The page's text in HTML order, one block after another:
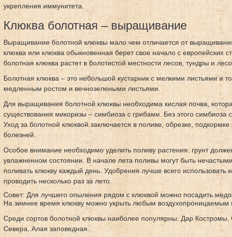
укрепления иммунитета.
Клюква болотная – выращивание
Выращивание болотной клюквы мало чем отличается от
клюква или клюква обыкновенная берет свое начало с европейских
болотная клюква растет в болотистой местности лесов, тундры и
Болотная клюква – это небольшой кустарник с мелкими листьями и
медленным ростом и вечнозелеными листьями.
Для выращивания болотной клюквы необходима кислая почва,
существования микоризы – симбиоза с грибами. Без этого симбиоза
Уход за болотной клюквой заключается в поливе, обрезке,
болезней.
Особое внимание необходимо уделить поливу растения: грунт
увлажненном состоянии. В начале лета поливы могут быть
поливать клюкву каждый день. Удобрения лучше всего использовать
проводить несколько раз за лето.
Совет: Для лучшего опыления рядом с клюквой можно посадить
На зимнее время клюкву можно укрыть любым воздухопроницаемым
Среди сортов болотной клюквы наиболее популярны: Дар Костромы,
Севера, Алая заповедная.